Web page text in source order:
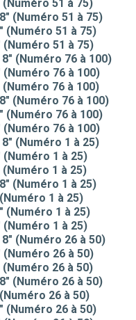
51 à 75)
(Numéro 51 à 75)
(Numéro 51 à 75)
51 à 75)
(Numéro 76 à 100)
76 à 100)
76 à 100)
(Numéro 76 à 100)
(Numéro 76 à 100)
76 à 100)
(Numéro 1 à 25)
1 à 25)
1 à 25)
(Numéro 1 à 25)
1 à 25)
(Numéro 1 à 25)
1 à 25)
(Numéro 26 à 50)
26 à 50)
26 à 50)
(Numéro 26 à 50)
26 à 50)
(Numéro 26 à 50)